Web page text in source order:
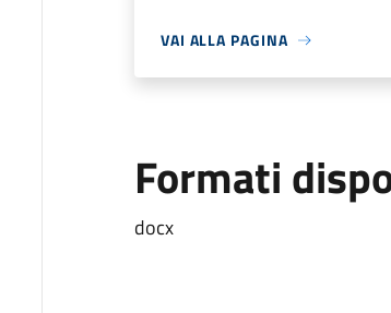
VAI ALLA PAGINA
Formati
docx